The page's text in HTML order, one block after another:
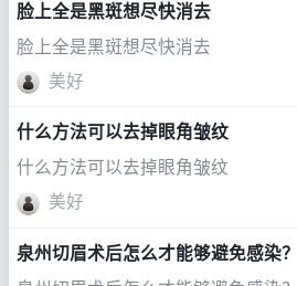
脸上全是黑斑想尽快消去
脸上全是黑斑想尽快消去
美好
什么方法可以去掉眼角皱纹
什么方法可以去掉眼角皱纹
美好
泉州切眉术后怎么才能够避免感染？